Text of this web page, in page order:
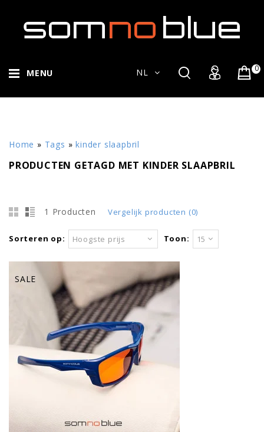
MENU 0
NL
Home » Tags »kinder slaapbril
PRODUCTEN GETAGD MET KINDER SLAAPBRIL
1 Producten Vergelijk producten (0)
Sorteren op: Hoogste prijs Toon: 15
SALE